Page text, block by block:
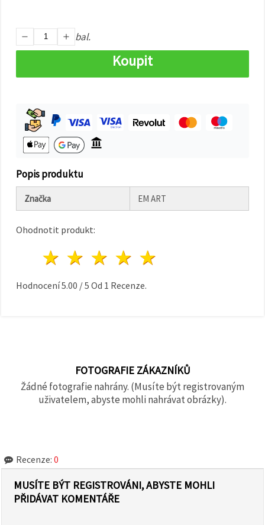
Přijmout
vše
bal.
Koupit
Popis produktu
Značka EM ART
Ohodnotit produkt:
4 hvězdy
3 hvězdy
2 hvězdy
1 hvězda
Hodnocení5.00 /5 Od 1 Recenze.
FOTOGRAFIE ZÁKAZNÍKŮ
Žádné fotografie nahrány. (Musíte být registrovaným
uživatelem, abyste mohli nahrávat obrázky).
Recenze: 0
MUSÍTE BÝT REGISTROVÁNI, ABYSTE MOHLI
PŘIDÁVAT KOMENTÁŘE